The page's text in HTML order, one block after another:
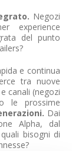
Negozi
experience
del punto
e continua
tra nuove
canali (negozi
le prossime
Dai
Alpha, dal
bisogni di